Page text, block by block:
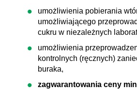
umożliwienia pobierania
umożliwiającego
cukru w niezależnych
umożliwienia
kontrolnych (ręcznych)
buraka,
zagwarantowania ceny